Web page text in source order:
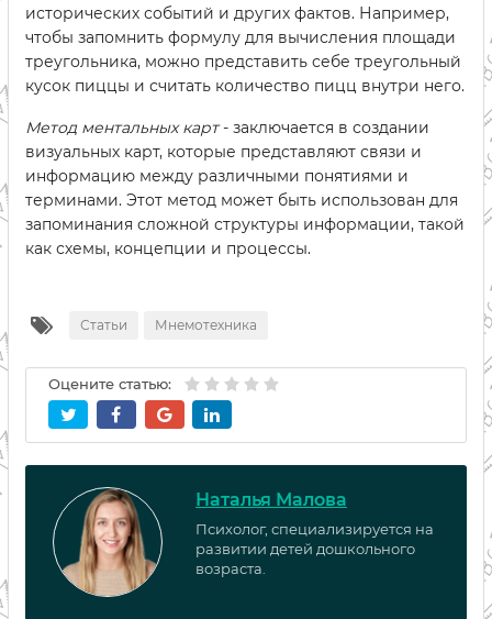
исторических событий и других фактов. Например,
чтобы запомнить формулу для вычисления площади
треугольника, можно представить себе треугольный
кусок пиццы и считать количество пицц внутри него.
Метод ментальных карт- заключается в создании
визуальных карт, которые представляют связи и
информацию между различными понятиями и
терминами. Этот метод может быть использован для
запоминания сложной структуры информации, такой
как схемы, концепции и процессы.
Статьи Мнемотехника
Оцените статью:
Наталья Малова
Психолог, специализируется на
развитии детей дошкольного
возраста.